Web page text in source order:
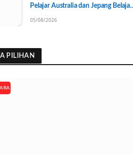
Pelajar Australia dan Jepang Belajar
05/08/2026
PILIHAN